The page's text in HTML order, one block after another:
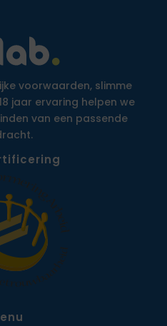
voorwaarden, slimme
jaar ervaring helpen we
van een passende